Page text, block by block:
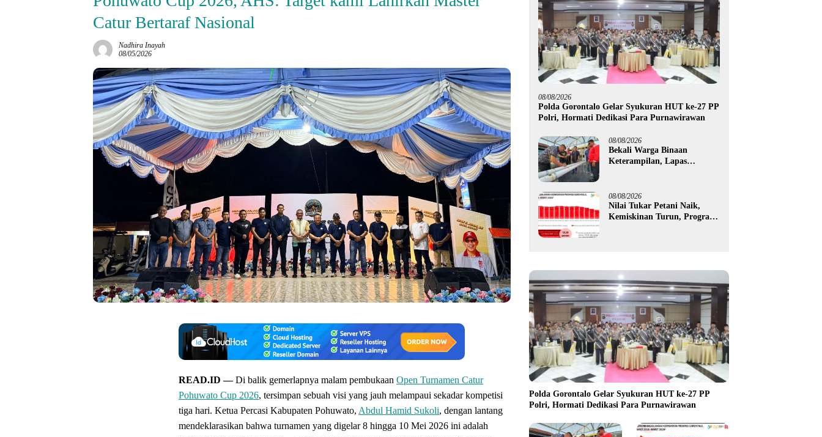
Catur Bertaraf Nasional
Nadhira Inayah
08/05/2026
READ.ID —Di balik gemerlapnya malam pembukaan Open Turnamen Catur
Pohuwato Cup 2026, tersimpan sebuah visi yang jauh melampaui sekadar kompetisi
tiga hari. Ketua Percasi Kabupaten Pohuwato, Abdul Hamid Sukoli, dengan lantang
mendeklarasikan bahwa turnamen yang digelar 8 hingga 10 Mei 2026 ini adalah
08/08/2026
Polda Gorontalo Gelar Syukuran HUT ke-27 PP
Polri, Hormati Dedikasi Para Purnawirawan
08/08/2026
Bekali Warga Binaan
Keterampilan, Lapas
08/08/2026
Nilai Tukar Petani Naik,
Kemiskinan Turun, Program
Polda Gorontalo Gelar Syukuran HUT ke-27 PP
Polri, Hormati Dedikasi Para Purnawirawan